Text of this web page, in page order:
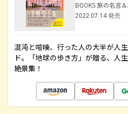
BOOKS 旅の名言
2022.07.14 発売
混沌と喧噪、行った人の大半が人
ド。「地球の歩き方」が贈る、人
絶景集！